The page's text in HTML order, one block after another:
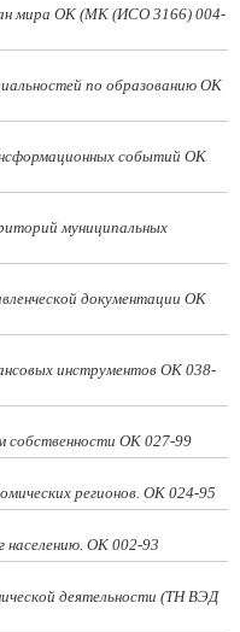
мира ОК (МК (ИСО 3166) 004-
по образованию ОК
событий ОК
муниципальных
документации ОК
инструментов OK 038-
собственности ОК 027-99
регионов. ОК 024-95
населению. ОК 002-93
деятельности (ТН ВЭД